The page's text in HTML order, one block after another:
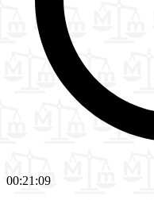
00:21:09